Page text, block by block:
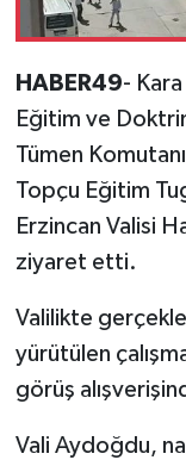
HABER49-
Eğitim ve
Tümen
Topçu Eğitim
Erzincan Valisi
ziyaret etti.
Valilikte
yürütülen
görüş
Vali Aydoğdu,